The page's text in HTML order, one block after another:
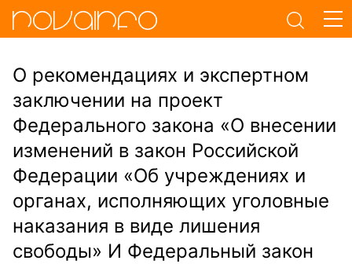
О рекомендациях и экспертном
заключении на проект
Федерального закона «О внесении
изменений в закон Российской
Федерации «Об учреждениях и
органах, исполняющих уголовные
наказания в виде лишения
свободы» И Федеральный закон